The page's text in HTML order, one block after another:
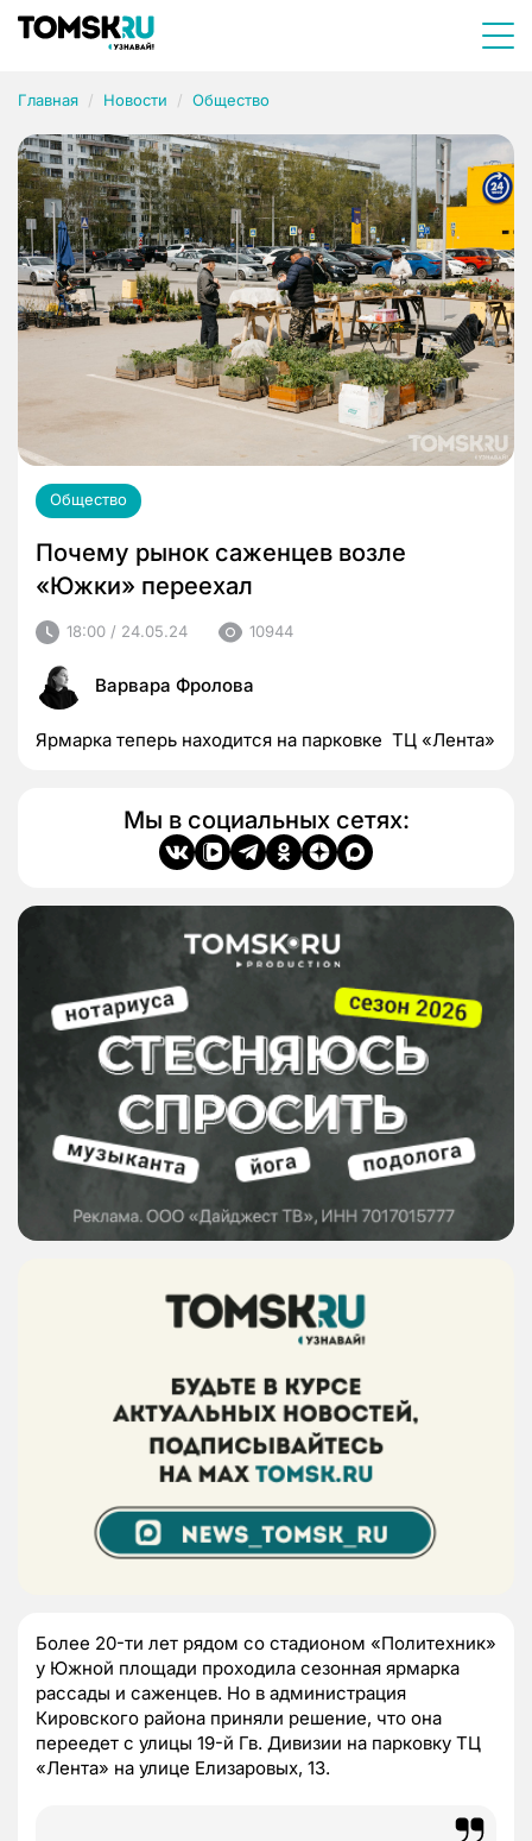
Главная Новости Общество
Общество
Почему рынок саженцев возле
«Южки» переехал
18:00 / 24.05.24 10944
Варвара Фролова
Ярмарка теперь находится на парковке ТЦ «Лента»
Мы в социальных сетях:
Более 20-ти лет рядом со стадионом «Политехник»
у Южной площади проходила сезонная ярмарка
рассады и саженцев. Но в администрация
Кировского района приняли решение, что она
переедет с улицы 19-й Гв. Дивизии на парковку ТЦ
«Лента» на улице Елизаровых, 13.